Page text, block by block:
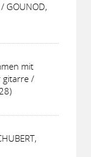
GOUNOD,
mit
gitarre /